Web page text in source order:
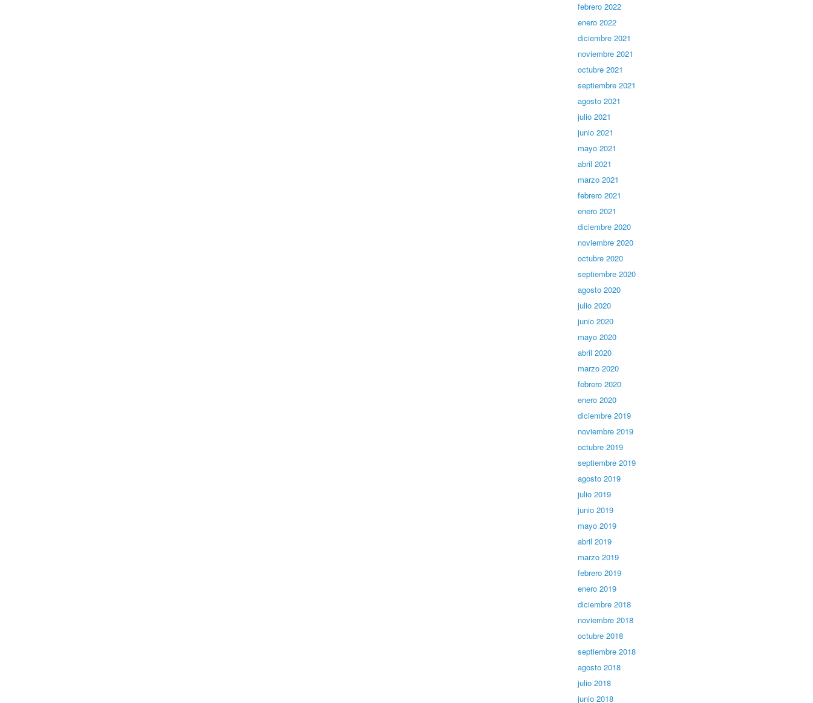
febrero 2022
enero 2022
diciembre 2021
noviembre 2021
octubre 2021
septiembre 2021
agosto 2021
julio 2021
junio 2021
mayo 2021
abril 2021
marzo 2021
febrero 2021
enero 2021
diciembre 2020
noviembre 2020
octubre 2020
septiembre 2020
agosto 2020
julio 2020
junio 2020
mayo 2020
abril 2020
marzo 2020
febrero 2020
enero 2020
diciembre 2019
noviembre 2019
octubre 2019
septiembre 2019
agosto 2019
julio 2019
junio 2019
mayo 2019
abril 2019
marzo 2019
febrero 2019
enero 2019
diciembre 2018
noviembre 2018
octubre 2018
septiembre 2018
agosto 2018
julio 2018
junio 2018